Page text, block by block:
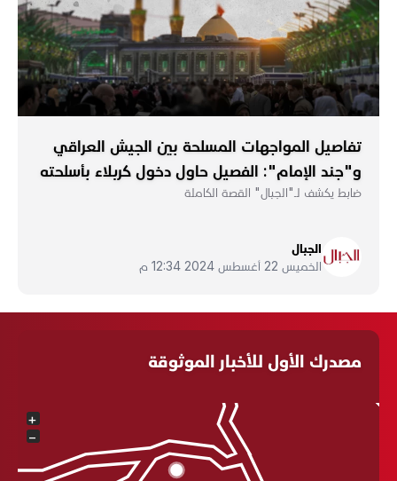
تفاصيل المواجهات المسلحة بين الجيش العراقي
و"جند الإمام": الفصيل حاول دخول كربلاء بأسلحته
ضابط يكشف لـ"الجبال" القصة الكاملة
الجبال
الخميس 22 أغسطس 2024 12:34 م
مصدرك الأول للأخبار الموثوقة
+
−